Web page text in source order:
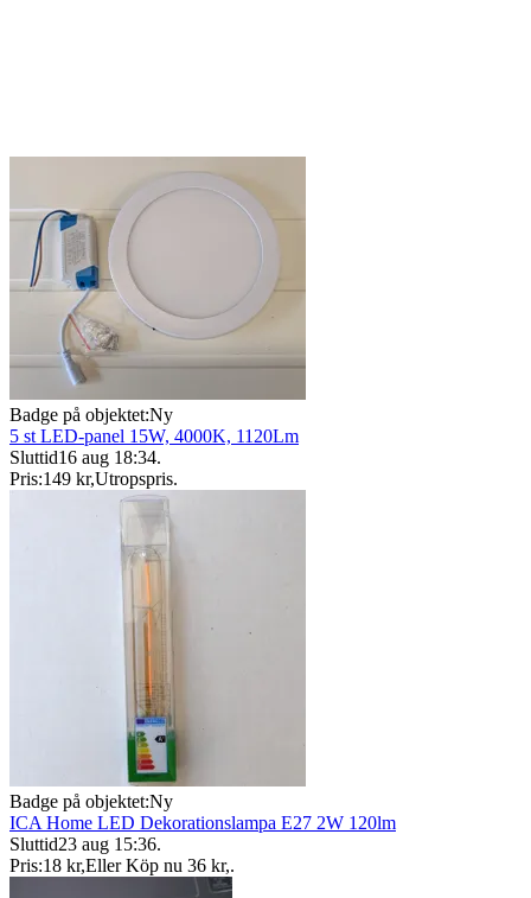
Badge på objektet:Ny
5 st LED-panel 15W, 4000K, 1120Lm
Sluttid16 aug 18:34.
Pris:149 kr,Utropspris.
Badge på objektet:Ny
ICA Home LED Dekorationslampa E27 2W 120lm
Sluttid23 aug 15:36.
Pris:18 kr,Eller Köp nu 36 kr,.